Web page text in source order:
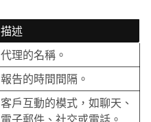
描述
代理的名稱。
報告的時間間隔。
客戶互動的模式，如聊天、